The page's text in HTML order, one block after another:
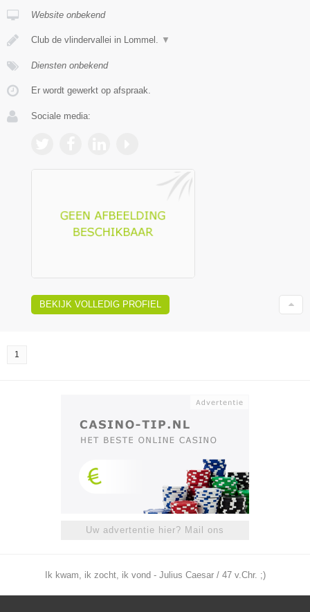
Website onbekend
Club de vlindervallei in Lommel. ▼
Diensten onbekend
Er wordt gewerkt op afspraak.
Sociale media:
BEKIJK VOLLEDIG PROFIEL
1
Uw advertentie hier? Mail ons
Ik kwam, ik zocht, ik vond - Julius Caesar / 47 v.Chr. ;)